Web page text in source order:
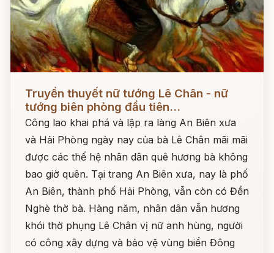
Đọc ngay
Truyền thuyết nữ tướng Lê Chân - nữ
tướng biên phòng đầu tiên...
Công lao khai phá và lập ra làng An Biên xưa
và Hải Phòng ngày nay của bà Lê Chân mãi mãi
được các thế hệ nhân dân quê hương bà không
bao giờ quên. Tại trang An Biên xưa, nay là phố
An Biên, thành phố Hải Phòng, vẫn còn có Đền
Nghè thờ bà. Hàng năm, nhân dân vẫn hương
khói thờ phụng Lê Chân vị nữ anh hùng, người
có công xây dựng và bảo vệ vùng biển Đông